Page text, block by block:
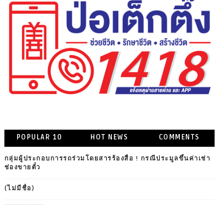
POPULAR 10 HOT NEWS COMMENTS
กลุ่มผู้ประกอบการรถร่วมโดยสารร้องสื่อ ! กรณีประมูลขึ้นค่าเช่า
ช่องขายตั๋ว
(ไม่มีชื่อ)